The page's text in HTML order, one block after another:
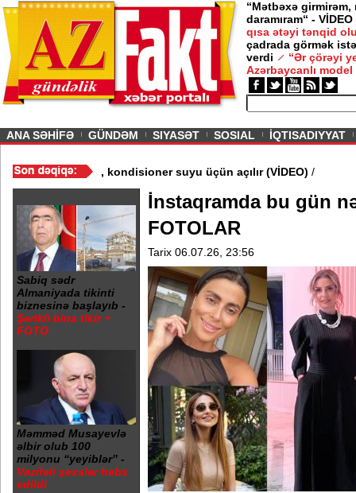
“Mətbəxə girmirəm,
daramıram“ - VİDEO
qısa ətəyi tənqid
çadrada görmək
verdi
“Ər çörəyi
Azərbaycanlı model
ANA SƏHİFƏ GÜNDƏM SIYASƏT SOSIAL İQTISADIYYAT
Çətirlər yağış üçün yox, kondisioner suyu üçün açılır (VİDEO)
Sabiq sədr
Almaniyada tikinti
biznesinə başlayıb -
Şərikli bina tikir +
FOTO
Məmməd Musayevlə
əlbir olub 100
milyonu “yeyiblər” -
Vəzifəli şəxslər həbs
edildi
İnstaqramda bu gün
FOTOLAR
Tarix 06.07.26, 23:56